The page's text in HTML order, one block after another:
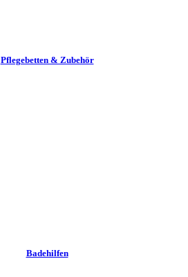
Pflege­betten & Zubehör
Badehilfen